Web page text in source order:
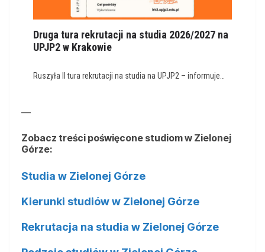
Druga tura rekrutacji na studia 2026/2027 na
UPJP2 w Krakowie
Ruszyła II tura rekrutacji na studia na UPJP2 – informuje…
—
Zobacz treści poświęcone studiom w Zielonej
Górze:
Studia w Zielonej Górze
Kierunki studiów w Zielonej Górze
Rekrutacja na studia w Zielonej Górze